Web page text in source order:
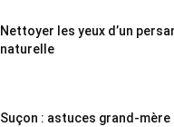
Nettoyer les yeux d’un
naturelle
Suçon : astuces grand-